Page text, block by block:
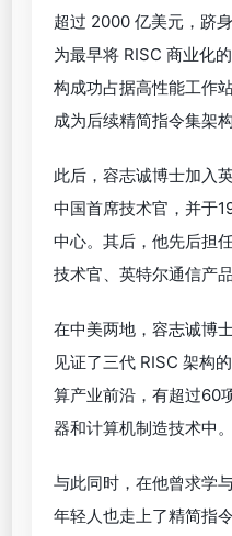
超过 2000 亿美元，跻
为最早将 RISC 商业化
构成功占据高性能工作
成为后续精简指令集架
此后，容志诚博士加入
中国首席技术官，并于
中心。其后，他先后担
技术官、英特尔通信产
在中美两地，容志诚博
见证了三代 RISC 架构
算产业前沿，有超过60
器和计算机制造技术中。
与此同时，在他曾求学
年轻人也走上了精简指